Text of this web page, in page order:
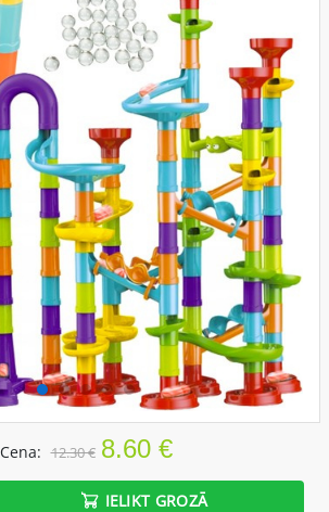
Cena: 12.30 € 8.60 €
IELIKT GROZĀ